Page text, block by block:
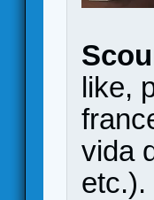
like,
vida
etc.).